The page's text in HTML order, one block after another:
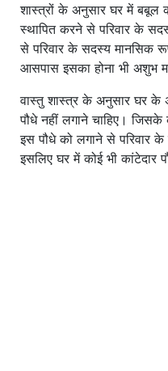
शास्त्रों के अनुसार घर में बबूल
स्थापित करने से परिवार के
से परिवार के सदस्य मानसिक
आसपास इसका होना भी अशुभ
वास्तु शास्त्र के अनुसार घर के
पौधे नहीं लगाने चाहिए। जिसके
इस पौधे को लगाने से परिवार
इसलिए घर में कोई भी कांटेदार